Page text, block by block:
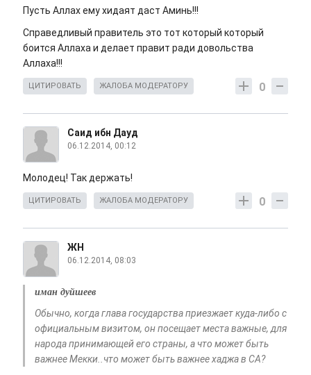
Пусть Аллах ему хидаят даст Аминь!!!
Справедливый правитель это тот который который
боится Аллаха и делает правит ради довольства
Аллаха!!!
0
ЦИТИРОВАТЬ ЖАЛОБА МОДЕРАТОРУ
Саид ибн Дауд
06.12.2014, 00:12
Молодец! Так держать!
0
ЦИТИРОВАТЬ ЖАЛОБА МОДЕРАТОРУ
ЖН
06.12.2014, 08:03
иман дуйшеев
Обычно, когда глава государства приезжает куда-либо с
официальным визитом, он посещает места важные, для
народа принимающей его страны, а что может быть
важнее Мекки..что может быть важнее хаджа в СА?